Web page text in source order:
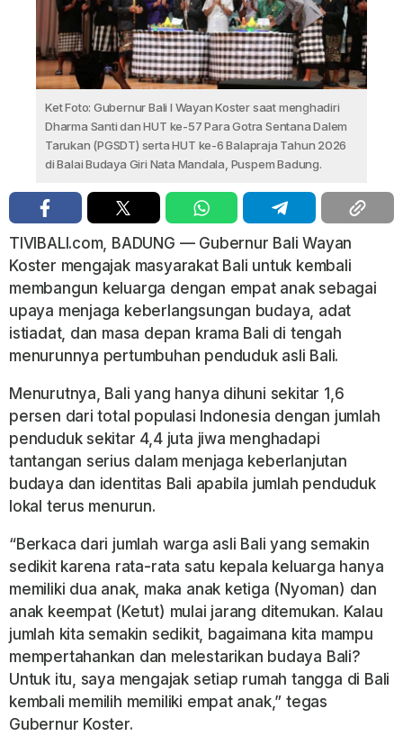
Ket Foto: Gubernur Bali I Wayan Koster saat menghadiri
Dharma Santi dan HUT ke-57 Para Gotra Sentana Dalem
Tarukan (PGSDT) serta HUT ke-6 Balapraja Tahun 2026
di Balai Budaya Giri Nata Mandala, Puspem Badung.
TIVIBALI.com, BADUNG — Gubernur Bali Wayan
Koster mengajak masyarakat Bali untuk kembali
membangun keluarga dengan empat anak sebagai
upaya menjaga keberlangsungan budaya, adat
istiadat, dan masa depan krama Bali di tengah
menurunnya pertumbuhan penduduk asli Bali.
Menurutnya, Bali yang hanya dihuni sekitar 1,6
persen dari total populasi Indonesia dengan jumlah
penduduk sekitar 4,4 juta jiwa menghadapi
tantangan serius dalam menjaga keberlanjutan
budaya dan identitas Bali apabila jumlah penduduk
lokal terus menurun.
“Berkaca dari jumlah warga asli Bali yang semakin
sedikit karena rata-rata satu kepala keluarga hanya
memiliki dua anak, maka anak ketiga (Nyoman) dan
anak keempat (Ketut) mulai jarang ditemukan. Kalau
jumlah kita semakin sedikit, bagaimana kita mampu
mempertahankan dan melestarikan budaya Bali?
Untuk itu, saya mengajak setiap rumah tangga di Bali
kembali memilih memiliki empat anak,” tegas
Gubernur Koster.